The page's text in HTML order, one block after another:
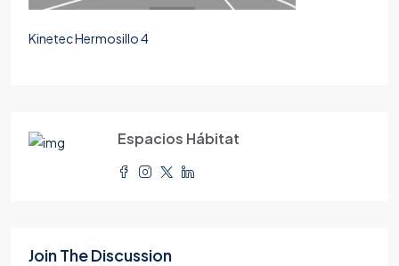
Kinetec Hermosillo 4
Espacios Hábitat
Join The Discussion